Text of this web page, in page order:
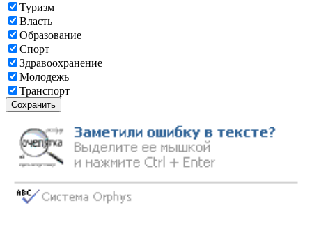
Туризм
Власть
Образование
Спорт
Здравоохранение
Молодежь
Транспорт
Сохранить